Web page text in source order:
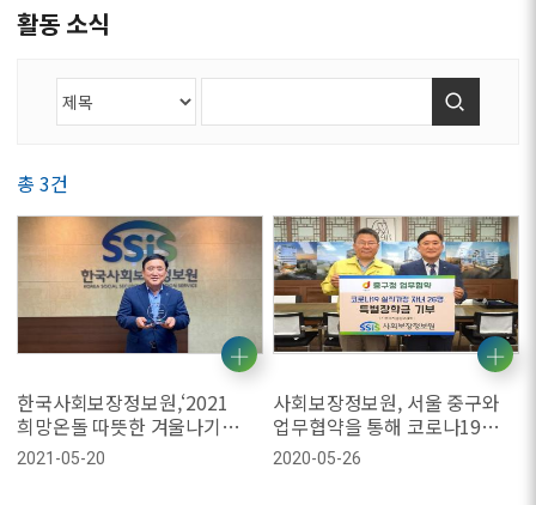
활동 소식
총 3건
한국사회보장정보원,‘2021
희망온돌 따뜻한 겨울나기
사업’우수기부 표창
2021-05-20
사회보장정보원, 서울 중구와
업무협약을 통해 코로나19
실직가정 청소년에게 장학금
후원
2020-05-26